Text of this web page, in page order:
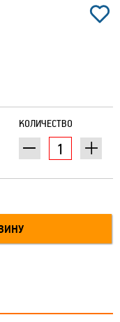
КОЛИЧЕСТВО